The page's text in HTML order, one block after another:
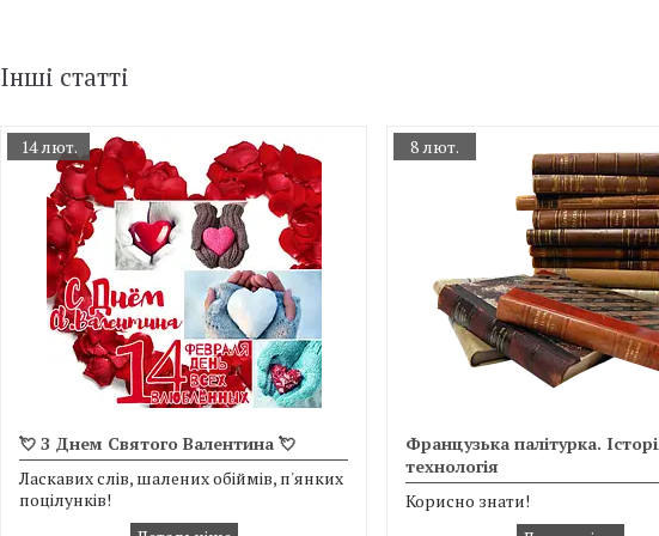
Інші статті
14 лют.
💘 З Днем Святого Валентина 💘
Ласкавих слів, шалених обіймів, п'янких
поцілунків!
8 лют.
Французька палітурка.
технологія
Корисно знати!